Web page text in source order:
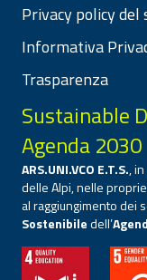
Privacy policy del
Informativa
Trasparenza
Sustainable
Agenda 2030
ARS.UNI.VCO E.T.S.,
delle Alpi, nelle
al raggiungimento dei
Sostenibiledell’